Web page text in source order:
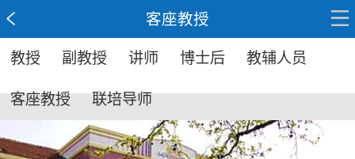
客座教授
教授 副教授 讲师 博士后 教辅人员
客座教授 联培导师